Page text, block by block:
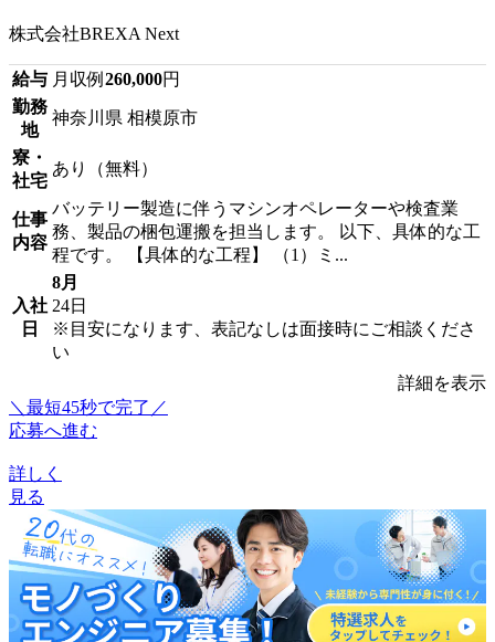
株式会社BREXA Next
給与 月収例 260,000円
勤務
地
神奈川県 相模原市
寮・
社宅
あり（無料）
仕事
内容
バッテリー製造に伴うマシンオペレーターや検査業
務、製品の梱包運搬を担当します。 以下、具体的な工
程です。 【具体的な工程】 （1）ミ...
入社
日
8月
24日
※目安になります、表記なしは面接時にご相談くださ
い
詳細を表示
＼最短45秒で完了／
応募へ進む
詳しく
見る